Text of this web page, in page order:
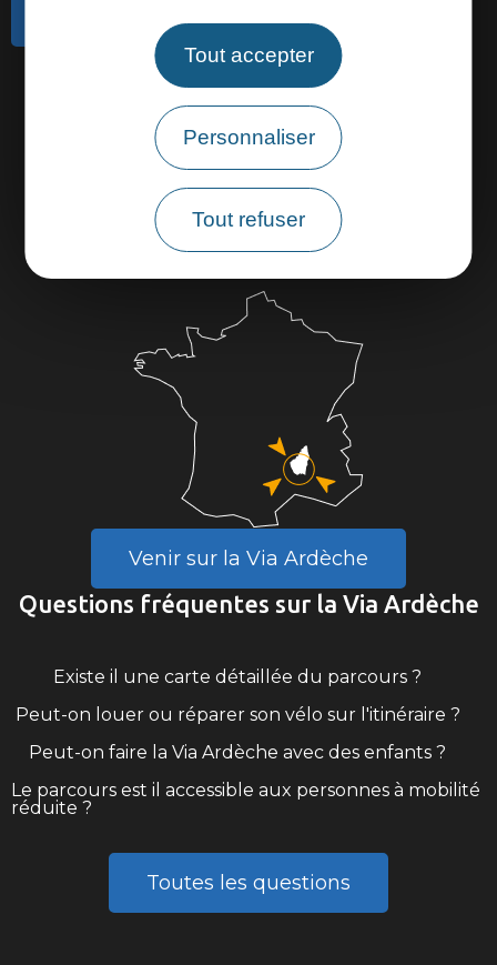
Tout accepter
Personnaliser
Tout refuser
Actualités
Météo
Marque Accueil Vélo
Espace pro
Partenaires
Venir sur la Via Ardèche
Questions fréquentes sur la Via Ardèche
Existe il une carte détaillée du parcours ?
Peut-on louer ou réparer son vélo sur l'itinéraire ?
Peut-on faire la Via Ardèche avec des enfants ?
Le parcours est il accessible aux personnes à mobilité
réduite ?
Toutes les questions